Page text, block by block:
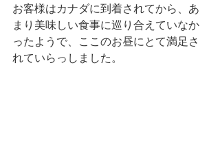
お客様はカナダに到着されてから、あ
まり美味しい食事に巡り合えていなか
ったようで、ここのお昼にとて満足さ
れていらっしました。